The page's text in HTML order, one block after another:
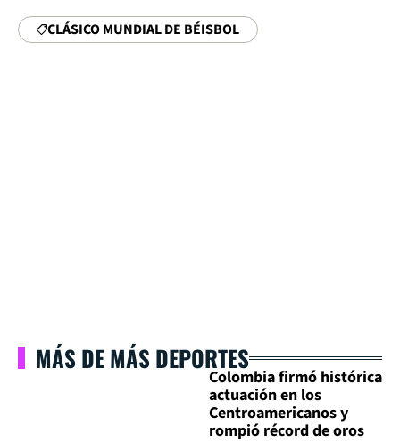
CLÁSICO MUNDIAL DE BÉISBOL
MÁS DE MÁS DEPORTES
Colombia firmó histórica
actuación en los
Centroamericanos y
rompió récord de oros